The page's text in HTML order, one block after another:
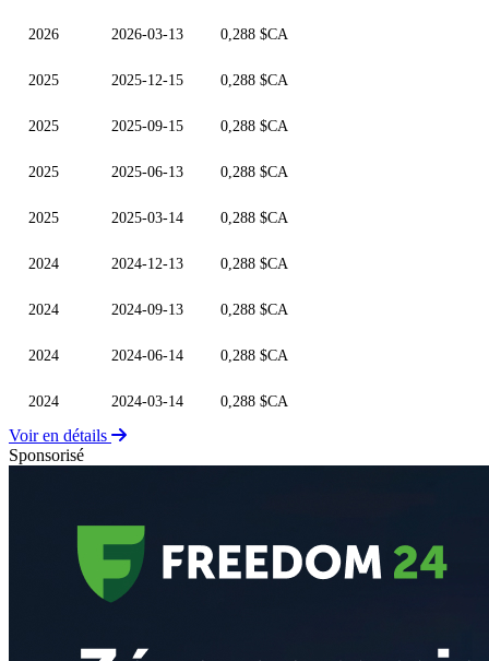
2026 2026-03-13 0,288 $CA
2025 2025-12-15 0,288 $CA
2025 2025-09-15 0,288 $CA
2025 2025-06-13 0,288 $CA
2025 2025-03-14 0,288 $CA
2024 2024-12-13 0,288 $CA
2024 2024-09-13 0,288 $CA
2024 2024-06-14 0,288 $CA
2024 2024-03-14 0,288 $CA
Voir en détails
Sponsorisé